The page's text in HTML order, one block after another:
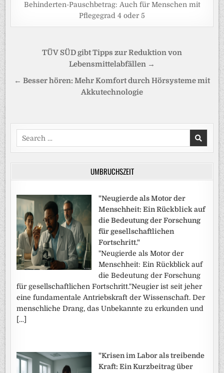
Behinderten-Pauschbetrag: Auch für Menschen mit
Pflegegrad 4 oder 5
Beitragsnavigation
TÜV SÜD gibt Tipps zur Reduktion von
Lebensmittelabfällen →
← Besser hören: Mehr Komfort durch Hörsysteme mit
Akkutechnologie
Search
for:
UMBRUCHSZEIT
"Neugierde als Motor der
Menschheit: Ein Rückblick auf
die Bedeutung der Forschung
für gesellschaftlichen
Fortschritt."
"Neugierde als Motor der
Menschheit: Ein Rückblick auf
die Bedeutung der Forschung
für gesellschaftlichen Fortschritt."Neugier ist seit jeher
eine fundamentale Antriebskraft der Wissenschaft. Der
menschliche Drang, das Unbekannte zu erkunden und
[…]
"Krisen im Labor als treibende
Kraft: Ein Kurzbeitrag über